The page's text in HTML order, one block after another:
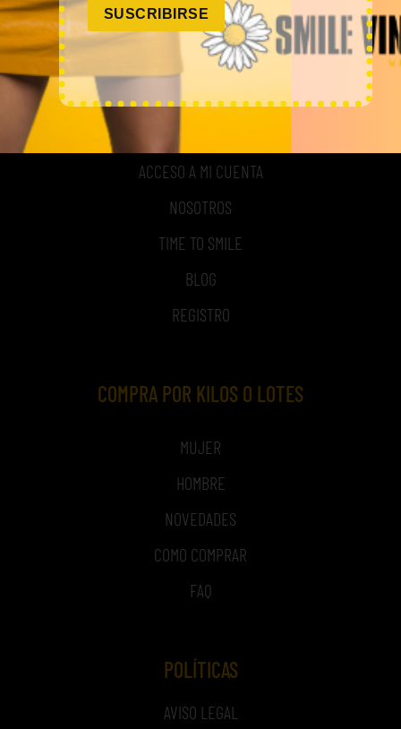
ACCESO A MI CUENTA
NOSOTROS
TIME TO SMILE
BLOG
REGISTRO
COMPRA POR KILOS O LOTES
MUJER
HOMBRE
NOVEDADES
COMO COMPRAR
FAQ
POLÍTICAS
AVISO LEGAL
SUSCRIBIRSE